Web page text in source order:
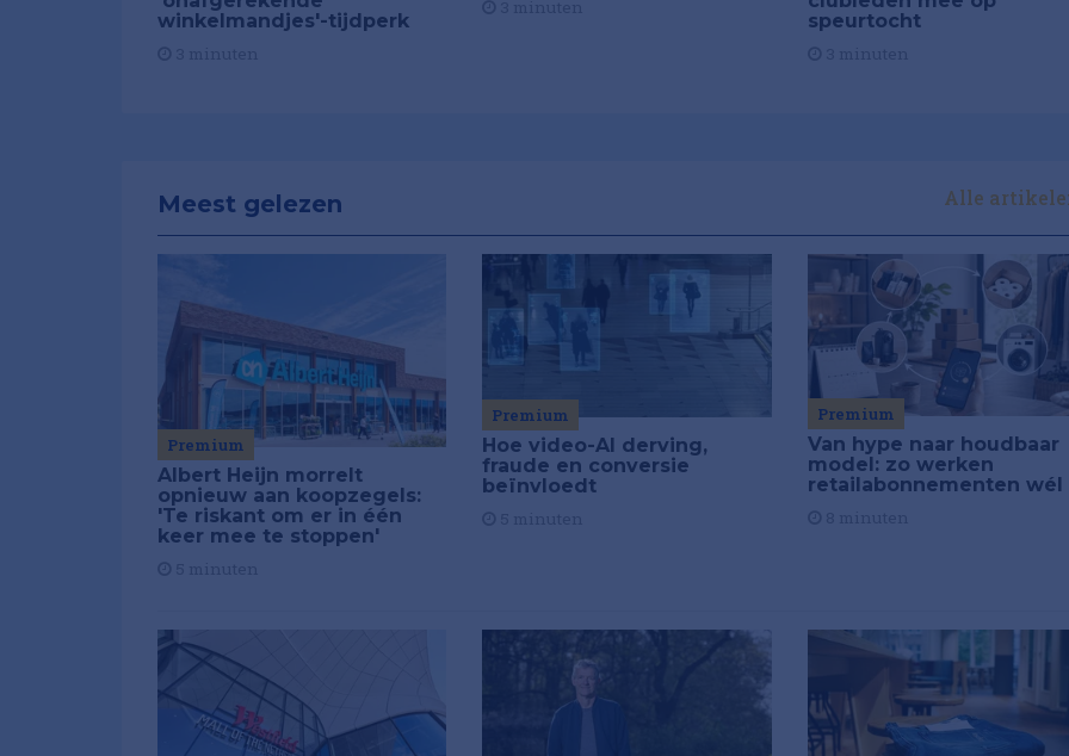
winkelmandjes'-tijdperk
speurtocht
Meest gelezen Alle
Premium
Albert Heijn morrelt
opnieuw aan koopzegels:
'Te riskant om er in één
keer mee te stoppen'
Premium
Hoe video-AI derving,
fraude en conversie
beïnvloedt
Premium
Van hype naar houdbaar
model: zo werken
retailabonnementen wél